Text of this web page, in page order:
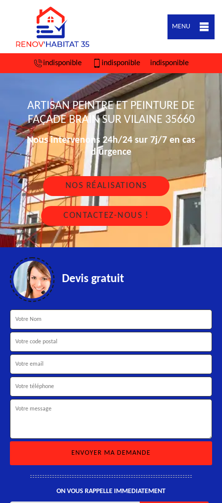
MENU
indisponible indisponible indisponible
ARTISAN PEINTRE ET PEINTURE DE
FAÇADE BRAIN SUR VILAINE 35660
Nous intervenons 24h/24 sur 7j/7 en cas
d'urgence
NOS RÉALISATIONS
CONTACTEZ-NOUS !
Devis gratuit
ON VOUS RAPPELLE IMMEDIATEMENT